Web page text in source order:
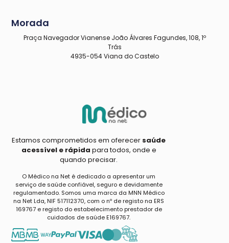
Estamos comprometidos em oferecer saúde
acessível e rápida para todos, onde e
quando precisar.
O Médico na Net é dedicado a apresentar um
serviço de saúde confiável, seguro e devidamente
regulamentado. Somos uma marca da MNN Médico
na Net Lda, NIF 517112370, com o nº de registo na ERS
169767 e registo do estabelecimento prestador de
cuidados de saúde E169767.
Morada
Praça Navegador Vianense João Álvares Fagundes, 108, 1º
Trás
4935-054 Viana do Castelo